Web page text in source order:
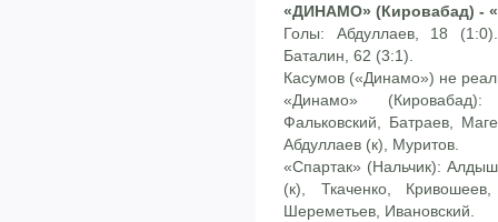
«ДИНАМО» (Кировабад) -
Голы: Абдуллаев, 18
Баталин, 62 (3:1).
Касумов («Динамо») не
«Динамо»
Фальковский, Батраев,
Абдуллаев (к), Муритов.
«Спартак» (Нальчик):
(к), Ткаченко,
Шереметьев, Ивановский.